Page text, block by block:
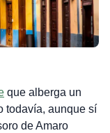
que alberga un
todavía, aunque sí
de Amaro